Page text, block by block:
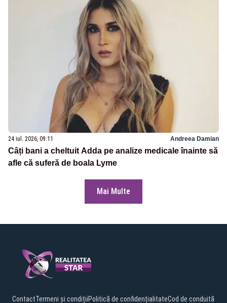
24 iul. 2026, 09:11 Andreea Damian
Câți bani a cheltuit Adda pe analize medicale înainte să
afle că suferă de boala Lyme
Mai Multe
ContactTermeni și condițiiPolitică de confidențialitateCod de conduită